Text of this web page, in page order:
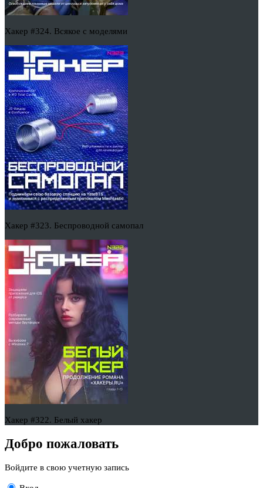
Хакер #324. Всякое с моделями
Хакер #323. Беспроводной самопал
Хакер #322. Белый хакер
Добро пожаловать
Войдите в свою учетную запись